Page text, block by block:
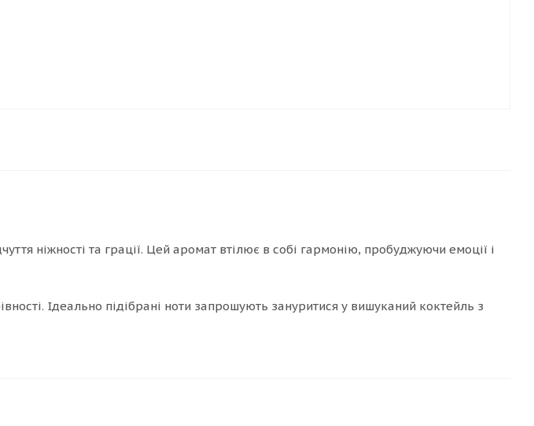
ніжності та грації. Цей аромат втілює в собі гармонію, пробуджуючи емоції і
Ідеально підібрані ноти запрошують зануритися у вишуканий коктейль з